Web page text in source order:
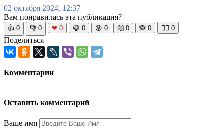
02 октября 2024, 12:37
Вам понравилась эта публикация?
👍 0 👎 0 ❤ 0 😆 0 😡 0 🤔 0 🙈 0 🧘‍♀️ 0
Поделиться
Комментарии
Оставить комментарий
Ваше имя